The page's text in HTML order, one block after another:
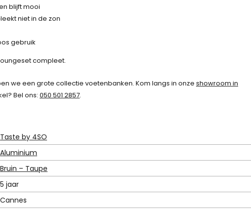
blijft mooi
niet in de zon
gebruik
compleet.
we een grote collectie voetenbanken. Kom langs in onze showroom in
Bel ons: 050 501 2857.
Taste by 4SO
Aluminium
Bruin – Taupe
5 jaar
Cannes